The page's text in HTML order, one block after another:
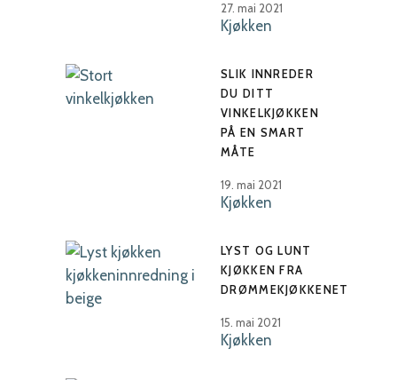
27. mai 2021
Kjøkken
SLIK INNREDER
DU DITT
VINKELKJØKKEN
PÅ EN SMART
MÅTE
19. mai 2021
Kjøkken
LYST OG LUNT
KJØKKEN FRA
DRØMMEKJØKKENET
15. mai 2021
Kjøkken